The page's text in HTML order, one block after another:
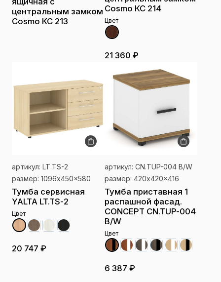
центральным замком
Cosmo КС 213
Cosmo КС 214
Цвет
21 360 ₽
артикул: LT.TS-2
размер: 1096x450x580
Тумба сервисная
YALTA LT.TS-2
Цвет
20 747 ₽
артикул: CN.TUP-004 B/W
размер: 420x420x416
Тумба приставная 1
распашной фасад.
CONCEPT CN.TUP-004
B/W
Цвет
6 387 ₽